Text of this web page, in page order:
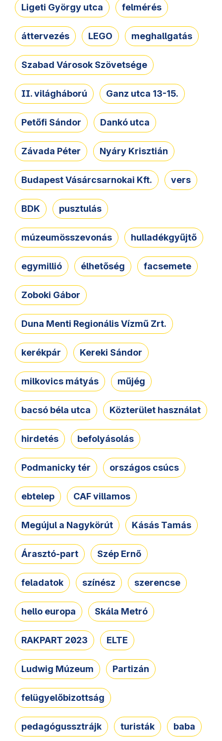
Ligeti György utca felmérés
áttervezés LEGO meghallgatás
Szabad Városok Szövetsége
II. világháború Ganz utca 13-15.
Petőfi Sándor Dankó utca
Závada Péter Nyáry Krisztián
Budapest Vásárcsarnokai Kft. vers
BDK pusztulás
múzeumösszevonás hulladékgyűjtő
egymillió élhetőség facsemete
Zoboki Gábor
Duna Menti Regionális Vízmű Zrt.
kerékpár Kereki Sándor
milkovics mátyás műjég
bacsó béla utca Közterület használat
hirdetés befolyásolás
Podmanicky tér országos csúcs
ebtelep CAF villamos
Megújul a Nagykörút Kásás Tamás
Árasztó-part Szép Ernő
feladatok színész szerencse
hello europa Skála Metró
RAKPART 2023 ELTE
Ludwig Múzeum Partizán
felügyelőbizottság
pedagógussztrájk turisták baba